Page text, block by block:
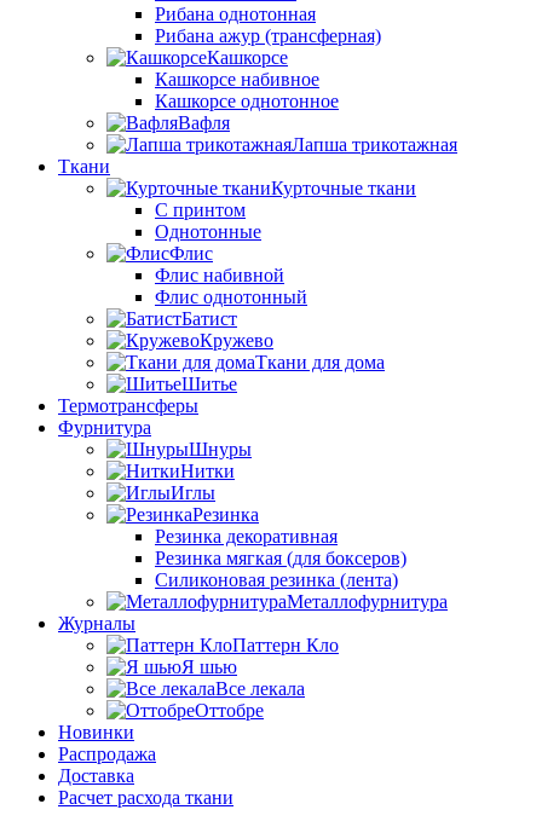
Рибана однотонная
Рибана ажур (трансферная)
Кашкорсе
Кашкорсе набивное
Кашкорсе однотонное
Вафля
Лапша трикотажная
Ткани
Курточные ткани
С принтом
Однотонные
Флис
Флис набивной
Флис однотонный
Батист
Кружево
Ткани для дома
Шитье
Термотрансферы
Фурнитура
Шнуры
Нитки
Иглы
Резинка
Резинка декоративная
Резинка мягкая (для боксеров)
Силиконовая резинка (лента)
Металлофурнитура
Журналы
Паттерн Кло
Я шью
Все лекала
Оттобре
Новинки
Распродажа
Доставка
Расчет расхода ткани